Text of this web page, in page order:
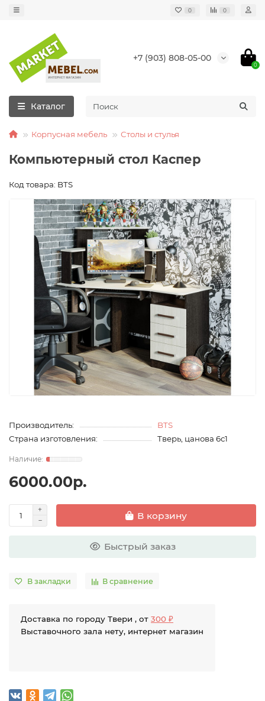
0 0
+7 (903) 808-05-00
0
Каталог
Корпусная мебель Столы и стулья
Компьютерный стол Каспер
Код товара: BTS
Производитель:
BTS
Страна изготовления:
Тверь, цанова 6с1
6000.00р.
В корзину
Быстрый заказ
В закладки В сравнение
Доставка по городу Твери , от 300 ₽
Выставочного зала нету, интернет магазин